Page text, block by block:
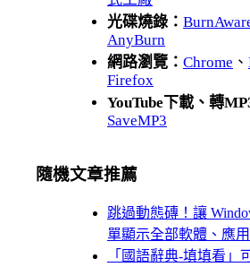
光碟燒錄：
AnyBurn
網路瀏覽： Chrome 、
Firefox
YouTube下載、轉
SaveMP3
隨機文章推薦
跳過動態磚！讓
單顯示全部軟體、應
「國語辭典-填填看」